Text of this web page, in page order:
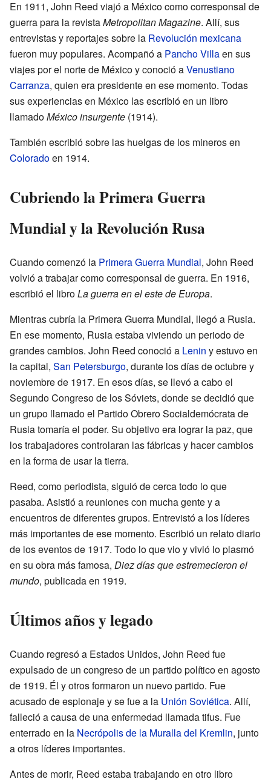
En 1911, John Reed viajó a México como corresponsal de
guerra para la revistaMetropolitan Magazine. Allí, sus
entrevistas y reportajes sobre la Revolución mexicana
fueron muy populares. Acompañó a Pancho Villaen sus
viajes por el norte de México y conoció aVenustiano
Carranza, quien era presidente en ese momento. Todas
sus experiencias en México las escribió en un libro
llamadoMéxico insurgente (1914).
También escribió sobre las huelgas de los mineros en
Coloradoen 1914.
Cubriendo la Primera Guerra
Mundial y la Revolución Rusa
Cuando comenzó la Primera Guerra Mundial, John Reed
volvió a trabajar como corresponsal de guerra. En 1916,
escribió el libroLa guerra en el este de Europa.
Mientras cubría la Primera Guerra Mundial, llegó a Rusia.
En ese momento, Rusia estaba viviendo un periodo de
grandes cambios. John Reed conoció a Lenin y estuvo en
la capital, San Petersburgo, durante los días de octubre y
noviembre de 1917. En esos días, se llevó a cabo el
Segundo Congreso de los Sóviets, donde se decidió que
un grupo llamado el Partido Obrero Socialdemócrata de
Rusia tomaría el poder. Su objetivo era lograr la paz, que
los trabajadores controlaran las fábricas y hacer cambios
en la forma de usar la tierra.
Reed, como periodista, siguió de cerca todo lo que
pasaba. Asistió a reuniones con mucha gente y a
encuentros de diferentes grupos. Entrevistó a los líderes
más importantes de ese momento. Escribió un relato diario
de los eventos de 1917. Todo lo que vio y vivió lo plasmó
en su obra más famosa, Diez días que estremecieron el
mundo, publicada en 1919.
Últimos años y legado
Cuando regresó a Estados Unidos, John Reed fue
expulsado de un congreso de un partido político en agosto
de 1919. Él y otros formaron un nuevo partido. Fue
acusado de espionaje y se fue a la Unión Soviética. Allí,
falleció a causa de una enfermedad llamada tifus. Fue
enterrado en la Necrópolis de la Muralla del Kremlin, junto
a otros líderes importantes.
Antes de morir, Reed estaba trabajando en otro libro